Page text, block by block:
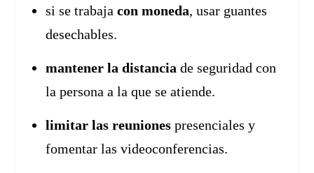
si se trabajacon moneda, usar guantes
desechables.
mantener la distancia de seguridad con
la persona a la que se atiende.
limitar las reuniones presenciales y
fomentar las videoconferencias.